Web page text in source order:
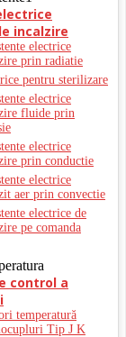
incalzire
electrice
prin radiatie
pentru sterilizare
electrice
fluide prin
electrice
prin conductie
electrice
aer prin convectie
electrice de
pe comanda
control a
temperatură
Tip J K